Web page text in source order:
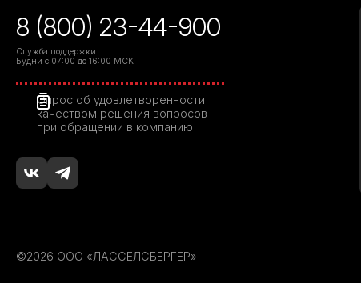
8 (800) 23-44-900
Служба поддержки
Будни с 07:00 до 16:00 МСК
Опрос об удовлетворенности
качеством решения вопросов
при обращении в компанию
©2026 ООО «ЛАССЕЛСБЕРГЕР»